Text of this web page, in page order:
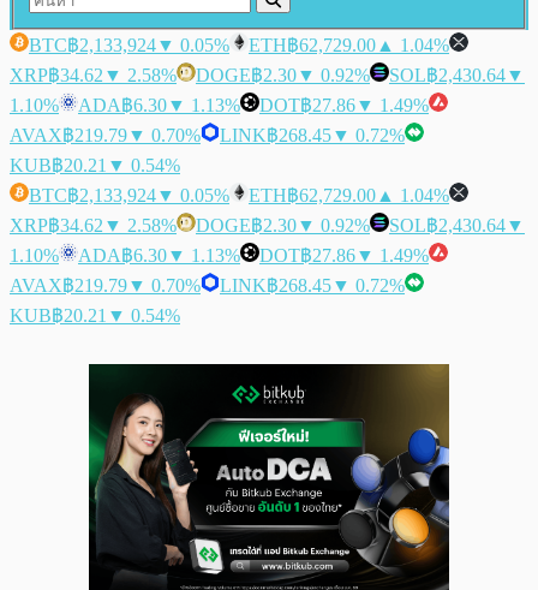
BTC฿2,133,924▼ 0.05% ETH฿62,729.00 ▲ 1.04%
XRP฿34.62 ▼ 2.58% DOGE฿2.30▼ 0.92% SOL฿2,430.64▼
1.10%
ADA฿6.30▼ 1.13% DOT฿27.86▼ 1.49%
AVAX฿219.79▼ 0.70% LINK฿268.45▼ 0.72%
KUB฿20.21 ▼ 0.54%
BTC฿2,133,924▼ 0.05% ETH฿62,729.00 ▲ 1.04%
XRP฿34.62 ▼ 2.58% DOGE฿2.30▼ 0.92% SOL฿2,430.64▼
1.10%
ADA฿6.30▼ 1.13% DOT฿27.86▼ 1.49%
AVAX฿219.79▼ 0.70% LINK฿268.45▼ 0.72%
KUB฿20.21 ▼ 0.54%